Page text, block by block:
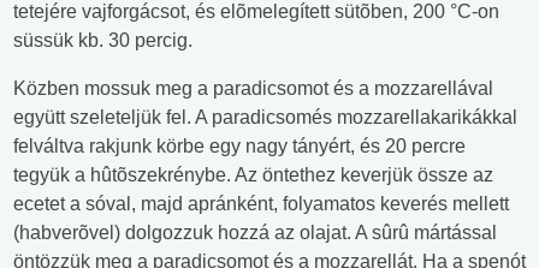
tetejére vajforgácsot, és elõmelegített sütõben, 200 °C-on
süssük kb. 30 percig.
Közben mossuk meg a paradicsomot és a mozzarellával
együtt szeleteljük fel. A paradicsomés mozzarellakarikákkal
felváltva rakjunk körbe egy nagy tányért, és 20 percre
tegyük a hûtõszekrénybe. Az öntethez keverjük össze az
ecetet a sóval, majd apránként, folyamatos keverés mellett
(habverõvel) dolgozzuk hozzá az olajat. A sûrû mártással
öntözzük meg a paradicsomot és a mozzarellát. Ha a spenót